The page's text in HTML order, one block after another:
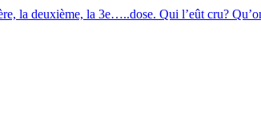
la deuxième, la 3e…..dose. Qui l’eût cru?